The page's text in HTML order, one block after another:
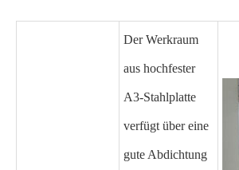
Der Werkraum
aus hochfester
A3-Stahlplatte
verfügt über eine
gute Abdichtung